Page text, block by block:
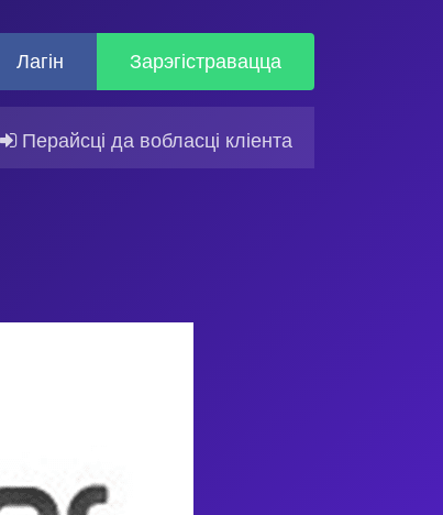
Лагін Зарэгістравацца
Перайсці да вобласці кліента